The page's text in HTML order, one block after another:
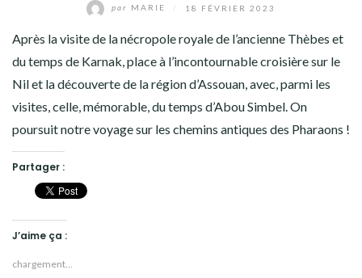
par MARIE 18 FÉVRIER 2023
Après la visite de la nécropole royale de l’ancienne Thèbes et
du temps de Karnak, place à l’incontournable croisière sur le
Nil et la découverte de la région d’Assouan, avec, parmi les
visites, celle, mémorable, du temps d’Abou Simbel. On
poursuit notre voyage sur les chemins antiques des Pharaons !
Partager :
J’aime ça :
chargement…